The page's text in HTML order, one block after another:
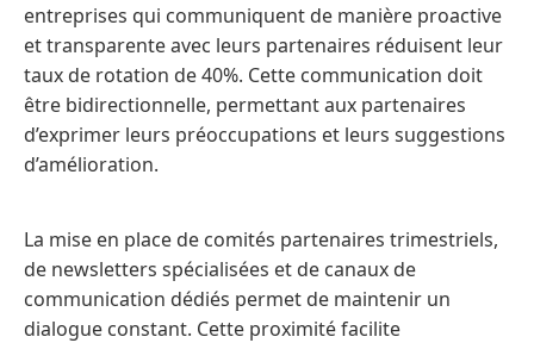
entreprises qui communiquent de manière proactive
et transparente avec leurs partenaires réduisent leur
taux de rotation de 40%. Cette communication doit
être bidirectionnelle, permettant aux partenaires
d’exprimer leurs préoccupations et leurs suggestions
d’amélioration.
La mise en place de comités partenaires trimestriels,
de newsletters spécialisées et de canaux de
communication dédiés permet de maintenir un
dialogue constant. Cette proximité facilite